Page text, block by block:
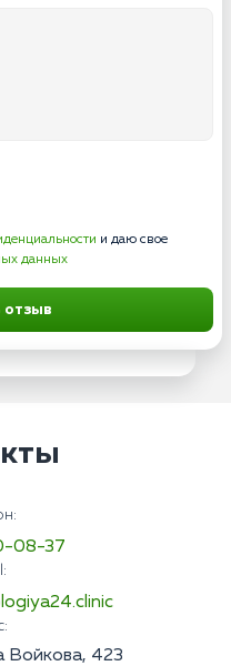
и даю свое
данных
отзыв
08-37
Войкова, 423